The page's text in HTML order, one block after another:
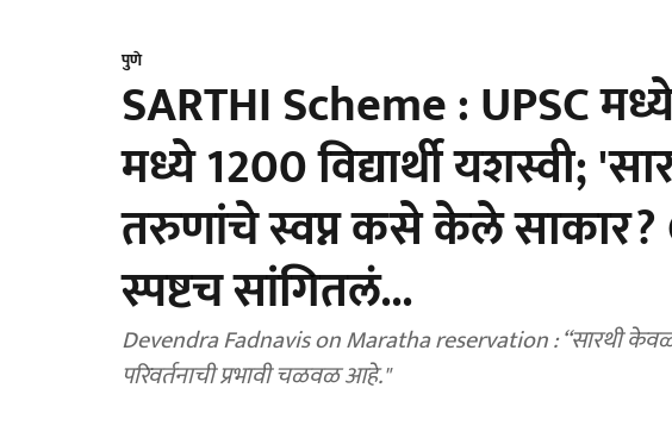
पुणे
SARTHI Scheme : UPSC
मध्ये 1200 विद्यार्थी यशस्वी;
तरुणांचे स्वप्न कसे केले साकार?
स्पष्टच सांगितलं...
Devendra Fadnavis on Maratha reservation : ‘‘सारथी केवळ
परिवर्तनाची प्रभावी चळवळ आहे."